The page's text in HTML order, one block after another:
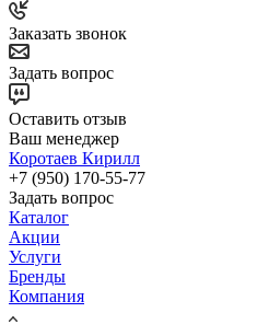
Заказать звонок
Задать вопрос
Оставить отзыв
Ваш менеджер
Коротаев Кирилл
+7 (950) 170-55-77
Задать вопрос
Каталог
Акции
Услуги
Бренды
Компания